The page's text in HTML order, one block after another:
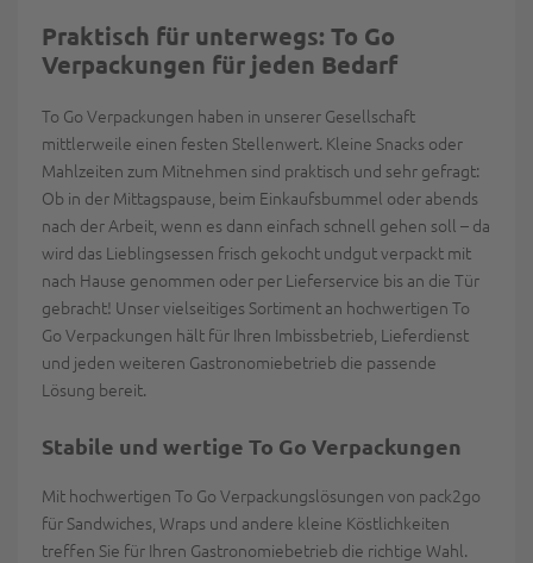
Praktisch für unterwegs: To Go
Verpackungen für jeden Bedarf
To Go Verpackungen haben in unserer Gesellschaft
mittlerweile einen festen Stellenwert. Kleine Snacks oder
Mahlzeiten zum Mitnehmen sind praktisch und sehr gefragt:
Ob in der Mittagspause, beim Einkaufsbummel oder abends
nach der Arbeit, wenn es dann einfach schnell gehen soll – da
wird das Lieblingsessen frisch gekocht undgut verpackt mit
nach Hause genommen oder per Lieferservice bis an die Tür
gebracht! Unser vielseitiges Sortiment an hochwertigen To
Go Verpackungen hält für Ihren Imbissbetrieb, Lieferdienst
und jeden weiteren Gastronomiebetrieb die passende
Lösung bereit.
Stabile und wertige To Go Verpackungen
Mit hochwertigen To Go Verpackungslösungen von pack2go
für Sandwiches, Wraps und andere kleine Köstlichkeiten
treffen Sie für Ihren Gastronomiebetrieb die richtige Wahl.